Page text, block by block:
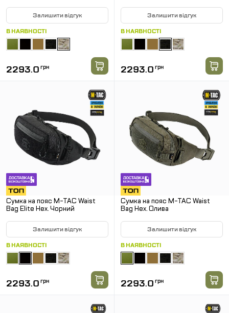
Залишити відгук
В НАЯВНОСТІ
2293.0 грн
Залишити відгук
В НАЯВНОСТІ
2293.0 грн
Сумка на пояс M-TAC Waist
Bag Elite Hex. Чорний
Залишити відгук
В НАЯВНОСТІ
2293.0 грн
Сумка на пояс M-TAC Waist
Bag Hex. Олива
Залишити відгук
В НАЯВНОСТІ
2293.0 грн